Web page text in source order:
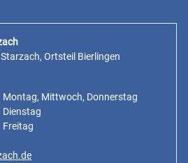
Ortsteil Bierlingen
Montag, Mittwoch, Donnerstag
Dienstag
Freitag